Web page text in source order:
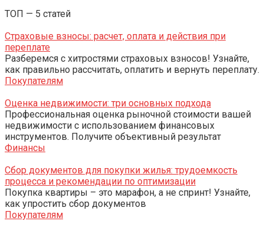
ТОП — 5 статей
Страховые взносы: расчет, оплата и действия при
переплате
Разберемся с хитростями страховых взносов! Узнайте,
как правильно рассчитать, оплатить и вернуть переплату.
Покупателям
Оценка недвижимости: три основных подхода
Профессиональная оценка рыночной стоимости вашей
недвижимости с использованием финансовых
инструментов. Получите объективный результат
Финансы
Сбор документов для покупки жилья: трудоемкость
процесса и рекомендации по оптимизации
Покупка квартиры – это марафон, а не спринт! Узнайте,
как упростить сбор документов
Покупателям